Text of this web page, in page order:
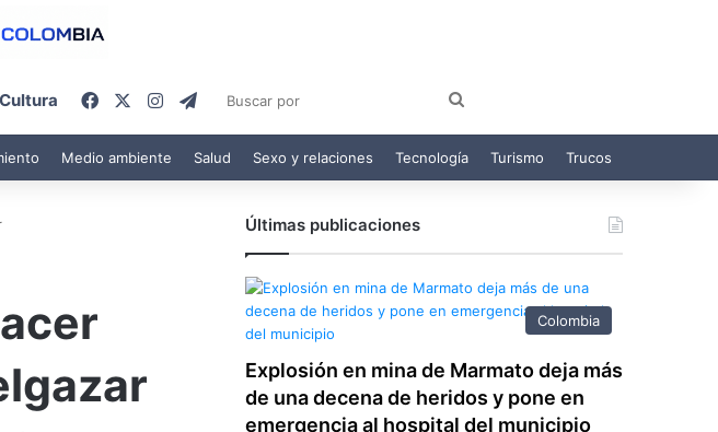
Cultura FacebookInstagram
Telegram
por
Medio ambiente Salud Sexo y relaciones Tecnología Turismo Trucos
Últimas publicaciones
Colombia
Explosión en mina de Marmato deja más
de una decena de heridos y pone en
emergencia al hospital del municipio